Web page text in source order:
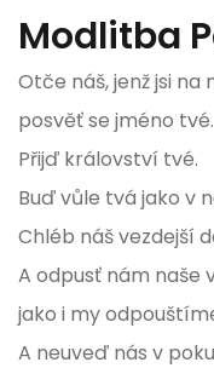
Modlitba
Otče náš, jenž jsi na
posvěť se jméno tvé.
Přijď království tvé.
Buď vůle tvá jako v
Chléb náš vezdejší
A odpusť nám naše
jako i my
A neuveď nás v